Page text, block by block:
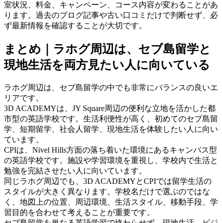
室状況、料金、キャンペーン、コース内容が変わることがあ
ります。過去のブログ記事や古い口コミだけで判断せず、必
ず最新情報を確認することが大切です。
まとめ｜ラホグ周辺は、セブ島留学と
現地生活を両方見たい人に向いている
ラホグ周辺は、セブ島留学の中でも非常にバランスの良いエ
リアです。
3D ACADEMYは、JY Square周辺の便利な立地を活かした都
市型の英語学校です。生活利便性が高く、初めてのセブ島留
学、短期留学、社会人留学、現地生活を体験したい人に向い
ています。
CPIは、Nivel Hills方面の落ち着いた環境にあるキャンパス型
の英語学校です。施設や学習環境を重視し、学校内で生活と
勉強を完結させたい人に向いています。
同じラホグ周辺でも、3D ACADEMYとCPIでは留学生活の
スタイルが大きく異なります。学校名だけで選ぶのではな
く、地図上の位置、周辺環境、生活スタイル、移動手段、学
習目的を合わせて考えることが重要です。